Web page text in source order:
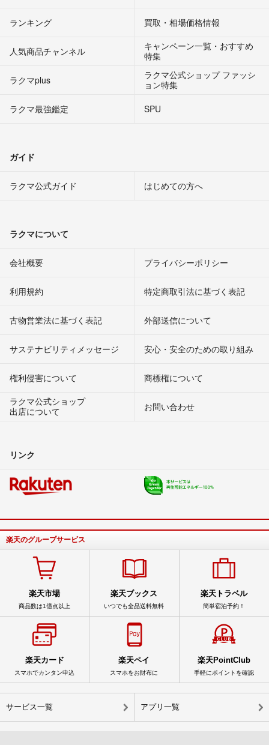
ランキング 買取・相場価格情報
人気商品チャンネル
キャンペーン一覧・おすすめ
特集
ラクマplus
ラクマ公式ショップ ファッシ
ョン特集
ラクマ最強鑑定
SPU
ガイド
ラクマ公式ガイド はじめての方へ
ラクマについて
会社概要 プライバシーポリシー
利用規約 特定商取引法に基づく表記
古物営業法に基づく表記 外部送信について
サステナビリティメッセージ 安心・安全のための取り組み
権利侵害について
商標権について
ラクマ公式ショップ
出店について
お問い合わせ
リンク
楽天のグループサービス
楽天市場
商品数は1億点以上
楽天ブックス
いつでも全品送料無料
楽天トラベル
簡単宿泊予約！
楽天カード
スマホでカンタン申込
楽天ペイ
スマホをお財布に
楽天PointClub
手軽にポイントを確認
サービス一覧 アプリ一覧